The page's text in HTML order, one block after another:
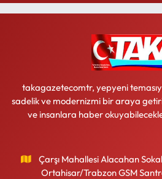
takagazetecomtr, yepyeni
sadelik ve modernizmi bir araya
ve insanlara haber
Çarşı Mahallesi Alacahan
Ortahisar/Trabzon GSM